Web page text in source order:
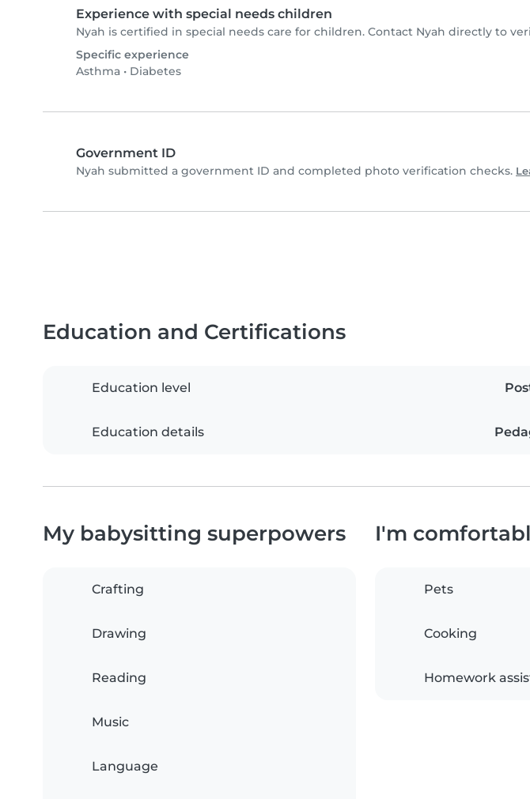
Experience with special needs children
Nyah is certified in special needs care for children. Contact Nyah directly to
Specific experience
Asthma • Diabetes
Government ID
Nyah submitted a government ID and completed photo verification checks.
Education and Certifications
Education level
Education details
My babysitting superpowers
Crafting
Drawing
Reading
Music
Language
I'm
Pets
Cooking
Homework